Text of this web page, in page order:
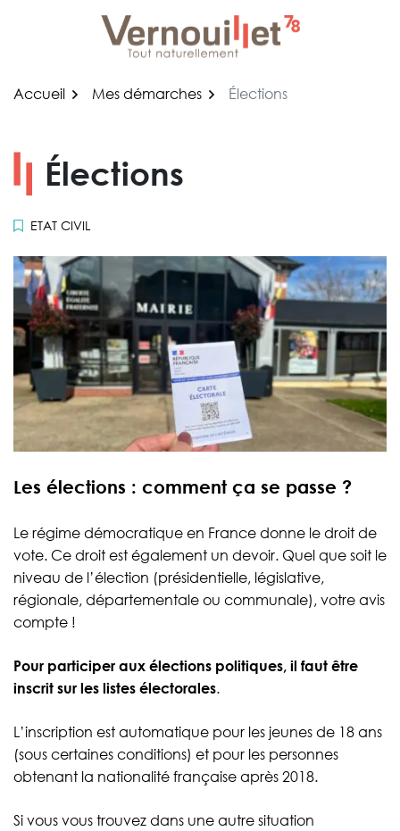
Accueil Mes démarches Élections
Élections
ETAT CIVIL
Les élections : comment ça se passe ?
Le régime démocratique en France donne le droit de
vote. Ce droit est également un devoir. Quel que soit le
niveau de l’élection (présidentielle, législative,
régionale, départementale ou communale), votre avis
compte !
Pour participer aux élections politiques, il faut être
inscrit sur les listes électorales.
L’inscription est automatique pour les jeunes de 18 ans
(sous certaines conditions) et pour les personnes
obtenant la nationalité française après 2018.
Si vous vous trouvez dans une autre situation